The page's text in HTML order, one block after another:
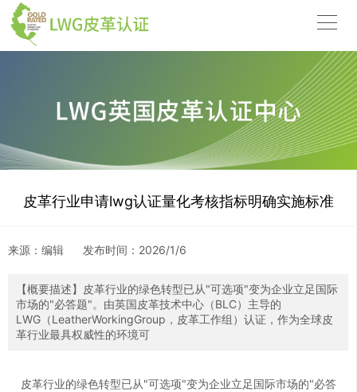
皮革行业申请lwg认证量化考核指标明确实施标准
来源：编辑 发布时间： 2026/1/6
【概要描述】
皮革行业的绿色转型已从"可选项"变为企业立足国际
市场的"必答题"。由英国皮革技术中心（BLC）主导的
LWG（LeatherWorkingGroup，皮革工作组）认证，作为全球皮
革行业最具权威性的环境可
皮革行业的绿色转型已从"可选项"变为企业立足国际市场的"必答